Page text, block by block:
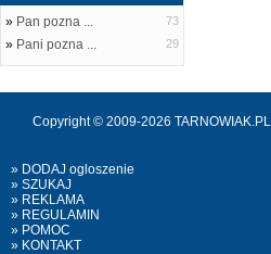
» Pan pozna ... 73
» Pani pozna ... 29
Copyright © 2009-2026
» DODAJ ogloszenie
» SZUKAJ
» REKLAMA
» REGULAMIN
» POMOC
» KONTAKT